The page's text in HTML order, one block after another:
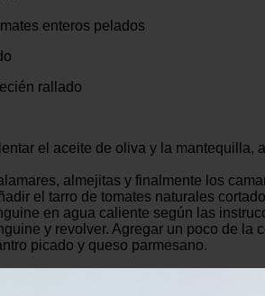
enteros pelados
rallado
el aceite de oliva y la
almejitas y finalmente los
el tarro de tomates naturales
en agua caliente según las
y revolver. Agregar un poco de la
picado y queso parmesano.